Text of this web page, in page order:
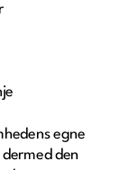
egne
den